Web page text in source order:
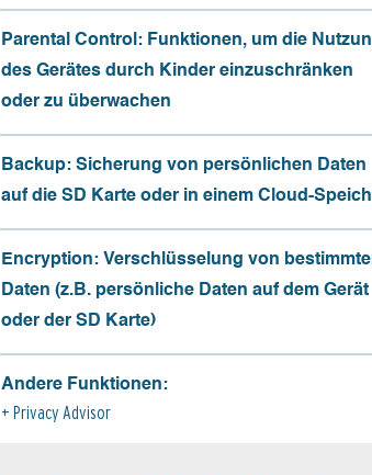
Parental Control: Funktionen, um die
des Gerätes durch Kinder einzuschränken
oder zu überwachen
Backup: Sicherung von persönlichen Daten
auf die SD Karte oder in einem Cloud-
Encryption: Verschlüsselung von
Daten (z.B. persönliche Daten auf dem Gerät
oder der SD Karte)
Andere Funktionen:
Privacy Advisor